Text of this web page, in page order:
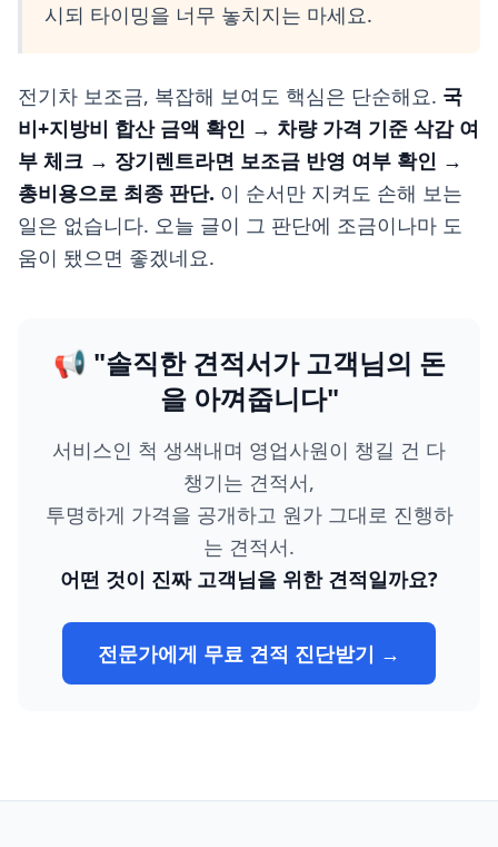
시되 타이밍을 너무 놓치지는 마세요.
전기차 보조금, 복잡해 보여도 핵심은 단순해요. 국
비+지방비 합산 금액 확인 → 차량 가격 기준 삭감 여
부 체크 → 장기렌트라면 보조금 반영 여부 확인 →
총비용으로 최종 판단. 이 순서만 지켜도 손해 보는
일은 없습니다. 오늘 글이 그 판단에 조금이나마 도
움이 됐으면 좋겠네요.
📢 "솔직한 견적서가 고객님의 돈
을 아껴줍니다"
서비스인 척 생색내며 영업사원이 챙길 건 다
챙기는 견적서,
투명하게 가격을 공개하고 원가 그대로 진행하
는 견적서.
어떤 것이 진짜 고객님을 위한 견적일까요?
전문가에게 무료 견적 진단받기 →